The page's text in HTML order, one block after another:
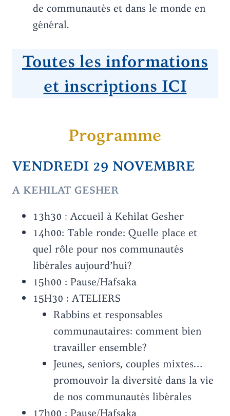
de communautés et dans le monde en
général.
Toutes les informations
et inscriptions ICI
Programme
VENDREDI 29 NOVEMBRE
A KEHILAT GESHER
13h30 : Accueil à Kehilat Gesher
14h00: Table ronde: Quelle place et
quel rôle pour nos communautés
libérales aujourd’hui?
15h00 : Pause/Hafsaka
15H30 : ATELIERS
Rabbins et responsables
communautaires: comment bien
travailler ensemble?
Jeunes, seniors, couples mixtes…
promouvoir la diversité dans la vie
de nos communautés libérales
17h00 : Pause/Hafsaka